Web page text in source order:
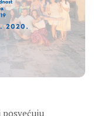
posvećuju